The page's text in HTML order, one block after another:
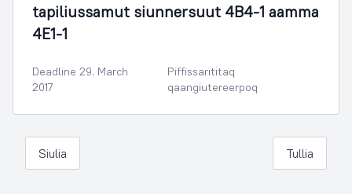
tapiliussamut siunnersuut 4B4-1 aamma
4E1-1
Deadline 29. March
2017
Piffissarititaq
qaangiutereerpoq
Siulia Tullia